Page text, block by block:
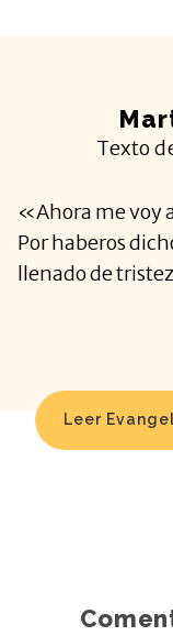
Texto
«Ahora me voy
Por haberos
llenado de
Leer